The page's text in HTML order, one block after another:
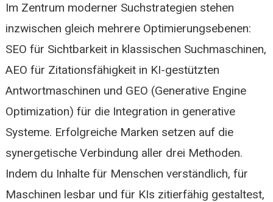
Im Zentrum moderner Suchstrategien stehen
inzwischen gleich mehrere Optimierungsebenen:
SEO für Sichtbarkeit in klassischen Suchmaschinen,
AEO für Zitationsfähigkeit in KI-gestützten
Antwortmaschinen und GEO (Generative Engine
Optimization) für die Integration in generative
Systeme. Erfolgreiche Marken setzen auf die
synergetische Verbindung aller drei Methoden.
Indem du Inhalte für Menschen verständlich, für
Maschinen lesbar und für KIs zitierfähig gestaltest,